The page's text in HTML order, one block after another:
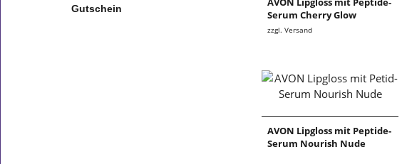
Gutschein
Serum Cherry Glow
zzgl. Versand
AVON Lipgloss mit Peptide-
Serum Nourish Nude